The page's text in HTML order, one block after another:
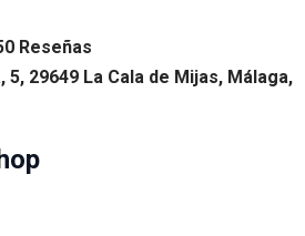
Reseñas
5, 29649 La Cala de Mijas, Málaga,